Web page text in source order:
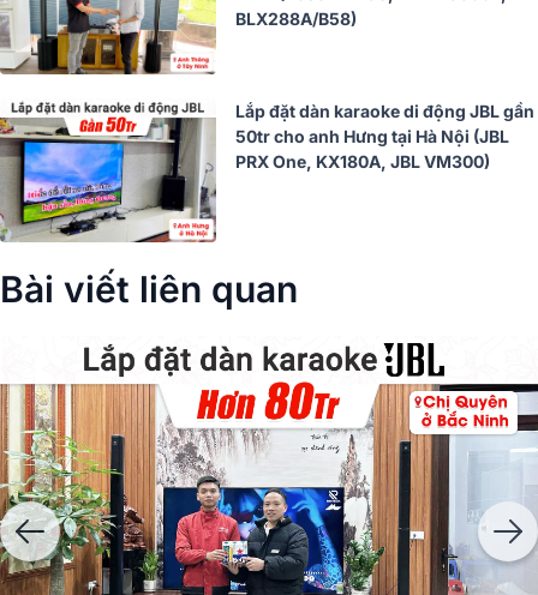
BLX288A/B58)
Lắp đặt dàn karaoke di động JBL gần
50tr cho anh Hưng tại Hà Nội (JBL
PRX One, KX180A, JBL VM300)
Bài viết liên quan